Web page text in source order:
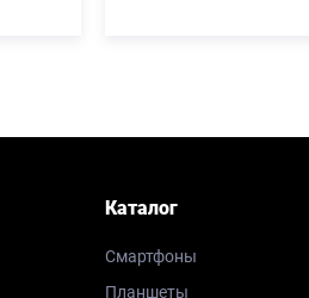
Каталог
Смартфоны
Планшеты